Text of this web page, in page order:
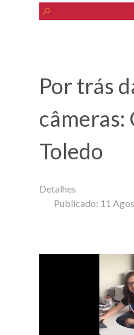
Por trás
câmeras:
Toledo
Detalhes
Publicado: 11